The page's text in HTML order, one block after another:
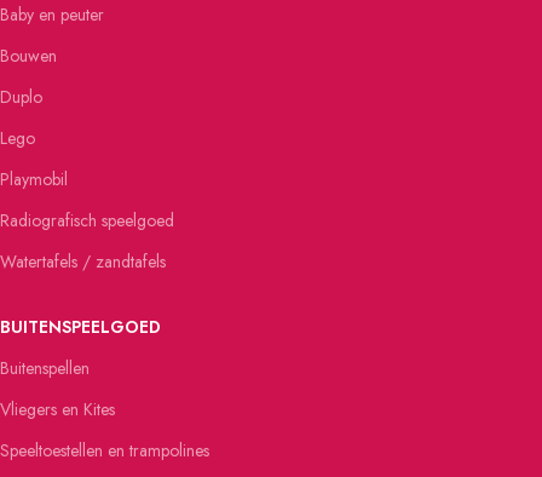
Baby en peuter
Bouwen
Duplo
Lego
Playmobil
Radiografisch speelgoed
Watertafels / zandtafels
BUITENSPEELGOED
Buitenspellen
Vliegers en Kites
Speeltoestellen en trampolines